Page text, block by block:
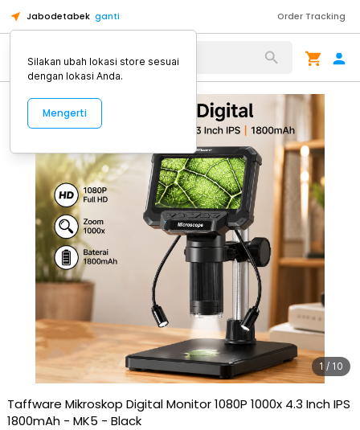
Jabodetabek ganti Order Tracking
Alat Kopi
1 / 10
Taffware Mikroskop Digital Monitor 1080P 1000x 4.3 Inch IPS
1800mAh - MK5 - Black
Silakan ubah lokasi store sesuai
dengan lokasi Anda.
Mengerti